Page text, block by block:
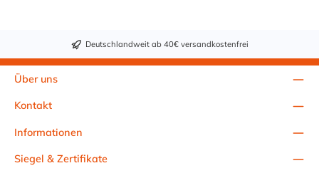
Deutschlandweit ab 40€ versandkostenfrei
Über uns
Kontakt
Informationen
Siegel & Zertifikate